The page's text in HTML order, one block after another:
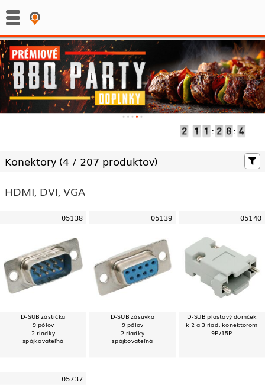
: :
Konektory (4 / 207 produktov)
HDMI, DVI, VGA
05138
D-SUB zástrčka
9 pólov
2 riadky
spájkovateľná
05139
D-SUB zásuvka
9 pólov
2 riadky
spájkovateľná
05140
D-SUB plastový domček
k 2 a 3 riad. konektorom
9P/15P
05737